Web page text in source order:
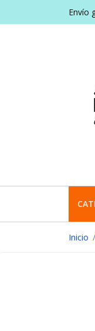
Envío
Inicio